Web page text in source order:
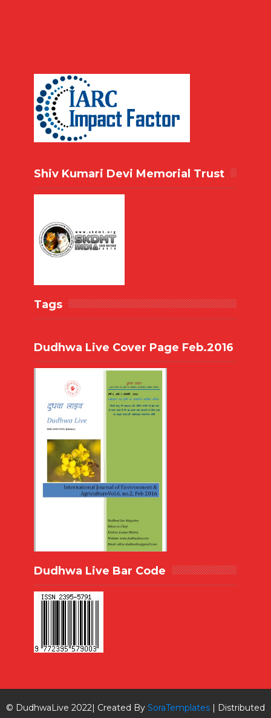
Shiv Kumari Devi Memorial Trust
Tags
Dudhwa Live Cover Page Feb.2016
Dudhwa Live Bar Code
© DudhwaLive 2022| Created By SoraTemplates| Distributed